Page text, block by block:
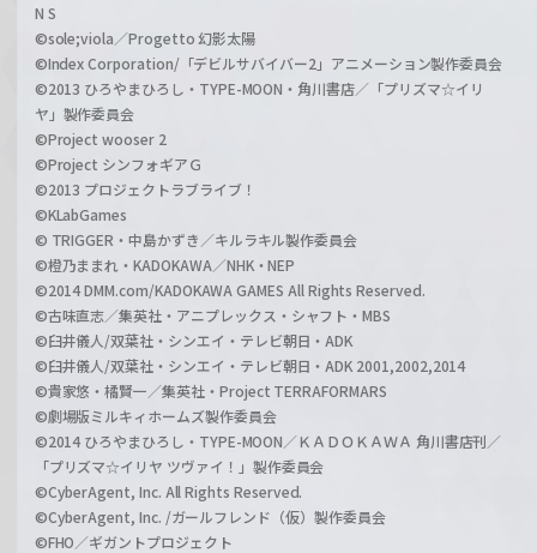
N S
©sole;viola／Progetto 幻影太陽
©Index Corporation/「デビルサバイバー2」アニメーション製作委員会
©2013 ひろやまひろし・TYPE-MOON・角川書店／「プリズマ☆イリ
ヤ」製作委員会
©Project wooser 2
©Project シンフォギアＧ
©2013 プロジェクトラブライブ！
©KLabGames
© TRIGGER・中島かずき／キルラキル製作委員会
©橙乃ままれ・KADOKAWA／NHK・NEP
©2014 DMM.com/KADOKAWA GAMES All Rights Reserved.
©古味直志／集英社・アニプレックス・シャフト・MBS
©臼井儀人/双葉社・シンエイ・テレビ朝日・ADK
©臼井儀人/双葉社・シンエイ・テレビ朝日・ADK 2001,2002,2014
©貴家悠・橘賢一／集英社・Project TERRAFORMARS
©劇場版ミルキィホームズ製作委員会
©2014 ひろやまひろし・TYPE-MOON／ＫＡＤＯＫＡＷＡ 角川書店刊／
「プリズマ☆イリヤ ツヴァイ！」製作委員会
©CyberAgent, Inc. All Rights Reserved.
©CyberAgent, Inc. /ガールフレンド（仮）製作委員会
©FHO／ギガントプロジェクト